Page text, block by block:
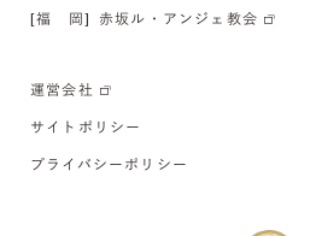
[福 岡] 赤坂ル・アンジェ教会
運営会社
サイトポリシー
プライバシーポリシー